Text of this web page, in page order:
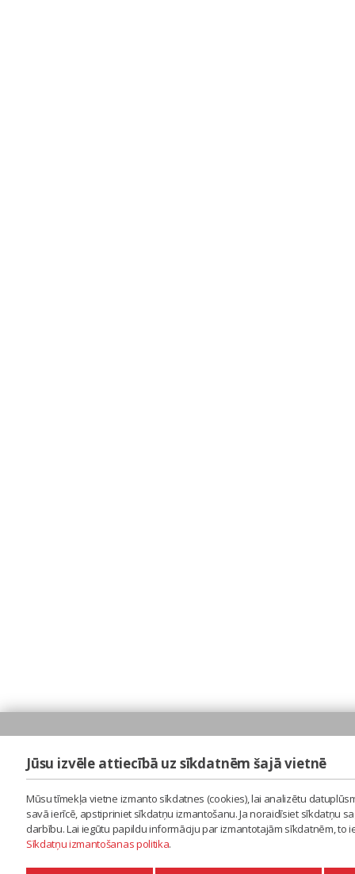
Jūsu izvēle attiecībā uz sīkdatnēm šajā vietnē
Mūsu tīmekļa vietne izmanto sīkdatnes (cookies), lai analizētu
savā ierīcē, apstipriniet sīkdatņu izmantošanu. Ja noraidīsiet sīkdatņu
darbību. Lai iegūtu papildu informāciju par izmantotajām sīkdatnēm,
Sīkdatņu izmantošanas politika.